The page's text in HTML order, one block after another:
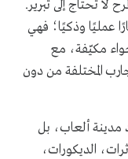
لا تحتاج إلى تبرير.
عمليًا وذكيًا؛ فهي
مكيّفة، مع
المختلفة من دون
مدينة ألعاب، بل
الديكورات،